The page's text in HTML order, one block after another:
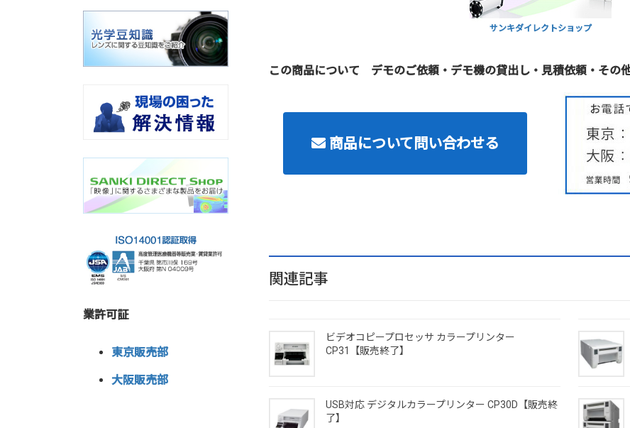
サンキダイレクトショップ
この商品について デモのご依頼・デモ機の貸出し・見積依頼・その
商品について問い合わせる
関連記事
ビデオコピープロセッサ カラープリンター
CP31【販売終了】
USB対応 デジタルカラープリンター CP30D【販売終
了】
業許可証
東京販売部
大阪販売部